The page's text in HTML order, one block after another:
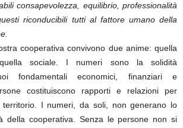
consapevolezza, equilibrio, professionalità
riconducibili tutti al fattore umano della
cooperativa convivono due anime: quella
sociale. I numeri sono la solidità
fondamentali economici, finanziari e
costituiscono rapporti e relazioni per
territorio. I numeri, da soli, non generano lo
della cooperativa. Senza le persone non si